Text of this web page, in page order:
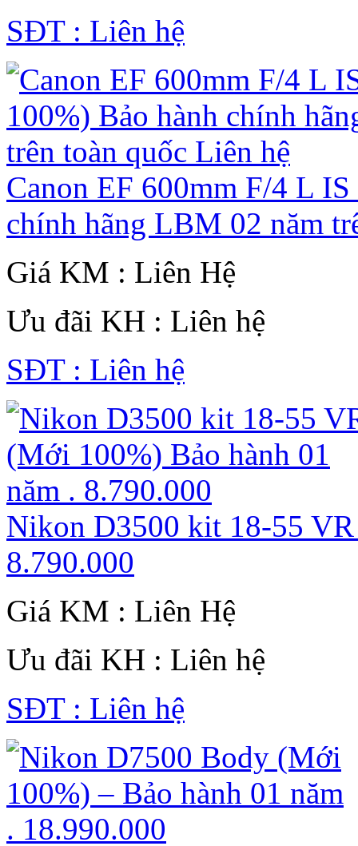
SĐT : Liên hệ
Canon EF 600mm F/4 L
chính hãng LBM 02 năm
Giá KM : Liên Hệ
Ưu đãi KH : Liên hệ
SĐT : Liên hệ
Nikon D3500 kit 18-55
8.790.000
Giá KM : Liên Hệ
Ưu đãi KH : Liên hệ
SĐT : Liên hệ